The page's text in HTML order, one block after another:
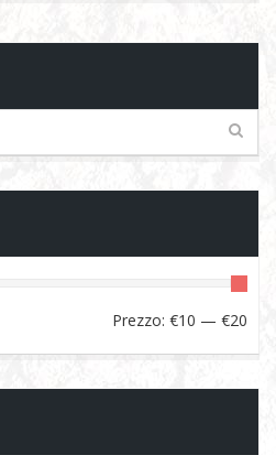
Prezzo: €10 — €20